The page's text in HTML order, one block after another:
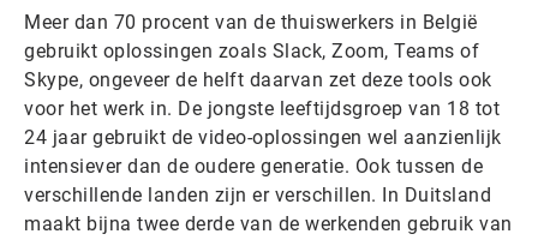
Meer dan 70 procent van de thuiswerkers in België
gebruikt oplossingen zoals Slack, Zoom, Teams of
Skype, ongeveer de helft daarvan zet deze tools ook
voor het werk in. De jongste leeftijdsgroep van 18 tot
24 jaar gebruikt de video-oplossingen wel aanzienlijk
intensiever dan de oudere generatie. Ook tussen de
verschillende landen zijn er verschillen. In Duitsland
maakt bijna twee derde van de werkenden gebruik van